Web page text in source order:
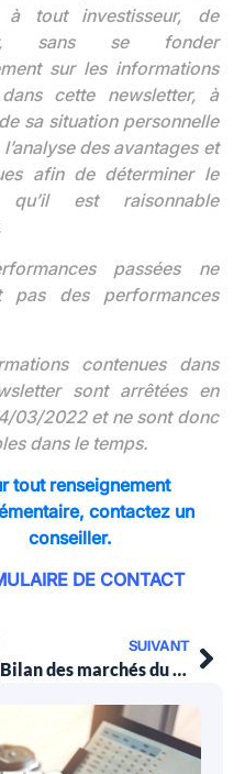
à tout investisseur, de
sans se fonder
sur les informations
cette newsletter, à
sa situation personnelle
l’analyse des avantages et
afin de déterminer le
qu’il est raisonnable
passées ne
pas des performances
contenues dans
sont arrêtées en
03/2022 et ne sont donc
dans le temps.
tout renseignement
contactez un
conseiller.
DE CONTACT
SUIVANT
Bilan des marchés du 28 mars 2022